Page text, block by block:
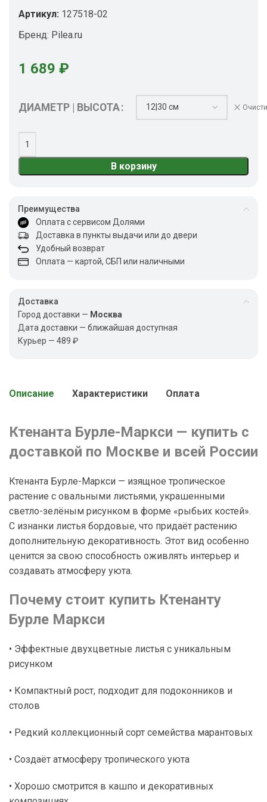
Артикул: 127518-02
Бренд: Pilea.ru
1 689 ₽
ДИАМЕТР | ВЫСОТА
В корзину
Преимущества
Оплата с сервисом Долями
Доставка в пункты выдачи или до двери
Удобный возврат
Оплата — картой, СБП или наличными
Доставка
Город доставки — Москва
Дата доставки — ближайшая доступная
Курьер — 489 ₽
Описание Характеристики Оплата
Ктенанта Бурле-Маркси — купить с
доставкой по Москве и всей России
Ктенанта Бурле-Маркси — изящное тропическое
растение с овальными листьями, украшенными
светло-зелёным рисунком в форме «рыбьих костей».
С изнанки листья бордовые, что придаёт растению
дополнительную декоративность. Этот вид особенно
ценится за свою способность оживлять интерьер и
создавать атмосферу уюта.
Почему стоит купить Ктенанту
Бурле Маркси
• Эффектные двухцветные листья с уникальным
рисунком
• Компактный рост, подходит для подоконников и
столов
• Редкий коллекционный сорт семейства марантовых
• Создаёт атмосферу тропического уюта
• Хорошо смотрится в кашпо и декоративных